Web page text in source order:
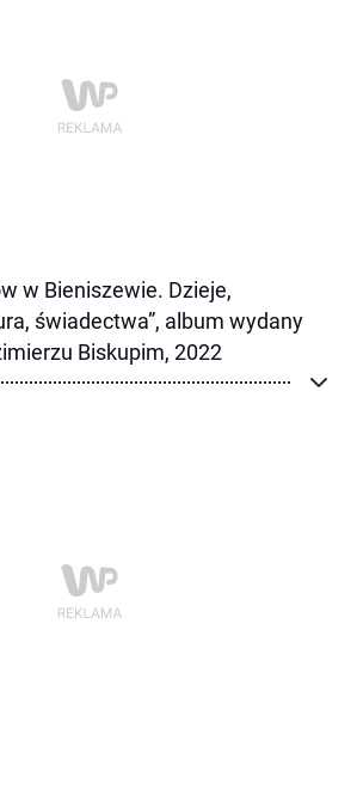
w Bieniszewie. Dzieje,
świadectwa”, album wydany
Biskupim, 2022